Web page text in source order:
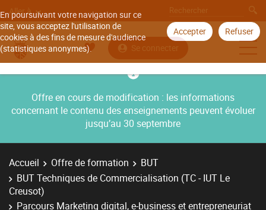
En poursuivant votre navigation sur ce
site, vous acceptez l'utilisation de
cookies à des fins de mesure d'audience
(statistiques anonymes).
Accepter Refuser
Aller à
Se connecter
Offre en cours de modification : les informations
concernant le contenu des enseignements peuvent évoluer
jusqu’au 30 septembre
Accueil Offre de formation
BUT
BUT Techniques de Commercialisation (TC - IUT Le
Creusot)
Parcours Marketing digital, e-business et entrepreneuriat